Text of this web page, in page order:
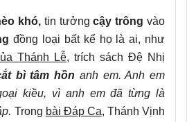
khó, tin tưởngcậy trông vào
đồng loại bất kể họ là ai, như
Thánh Lễ, trích sách Đệ Nhị
bì tâm hồn anh em. Anh em
kiều, vì anh em đã từng là
Trong bài Đáp Ca, Thánh Vịnh